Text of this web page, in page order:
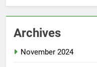
Archives
November 2024